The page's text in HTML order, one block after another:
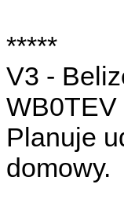
*****
V3 -
WB0TEV
Planuje
domowy.